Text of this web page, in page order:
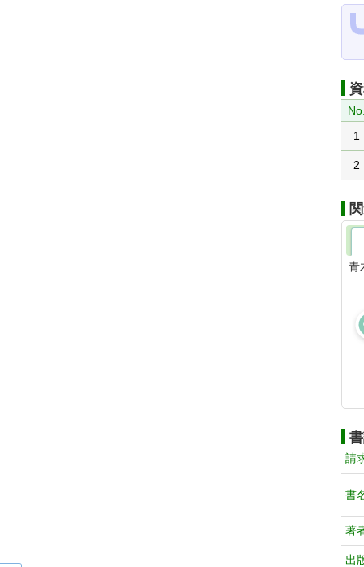
1
2
青
請
書
著
出